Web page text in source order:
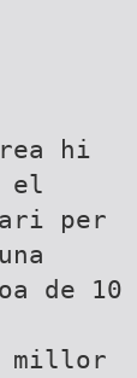
hi
el
per
de 10
millor